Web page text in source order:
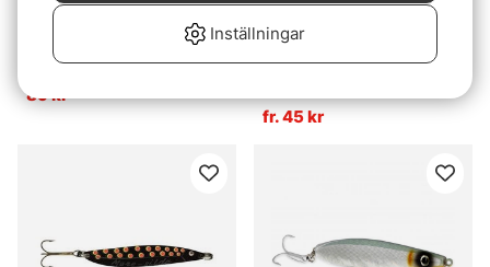
4.7 utav 5 stjärnor
Tasmanian Devil 13g
89 kr
Betyg:
Viking Herring Pro Staff
fr. 45 kr
Inställningar